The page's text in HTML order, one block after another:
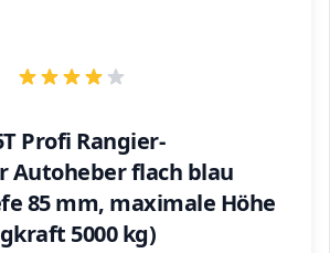
Profi Rangier-
Autoheber flach blau
85 mm, maximale Höhe
5000 kg)